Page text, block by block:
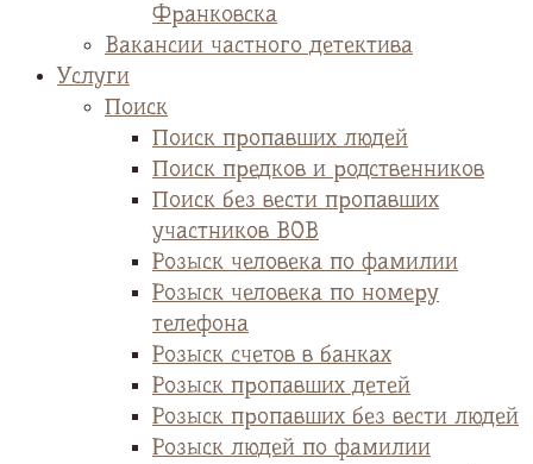
Франковска
Вакансии частного детектива
Услуги
Поиск
Поиск пропавших людей
Поиск предков и родственников
Поиск без вести пропавших
участников ВОВ
Розыск человека по фамилии
Розыск человека по номеру
телефона
Розыск счетов в банках
Розыск пропавших детей
Розыск пропавших без вести людей
Розыск людей по фамилии